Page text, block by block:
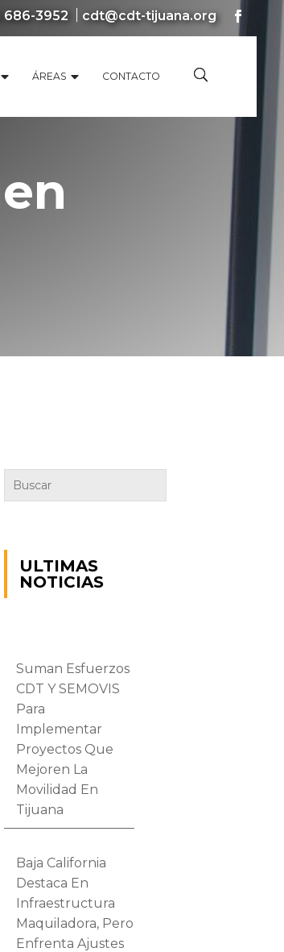
686-3952 cdt@cdt-tijuana.org
ÁREAS CONTACTO
ULTIMAS
NOTICIAS
Suman Esfuerzos
CDT Y SEMOVIS
Para
Implementar
Proyectos Que
Mejoren La
Movilidad En
Tijuana
Baja California
Destaca En
Infraestructura
Maquiladora, Pero
Enfrenta Ajustes